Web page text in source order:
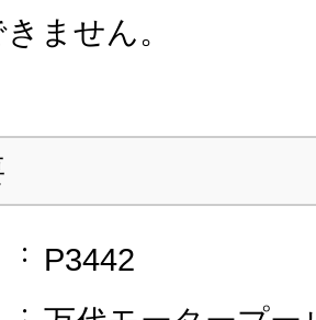
ません。
P3442